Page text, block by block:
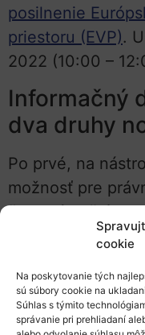
cookie
Na poskytovanie tých
sú súbory cookie na
Súhlas s týmito
správanie pri prehliadaní
posilnenie
priestoru (EVP).
2022 (10:00 –
Informačný
dva druhy
Po prvé, na
možnosť pre
členských
oblasti výskumu
Po druhé, výzva
je prilákať viac